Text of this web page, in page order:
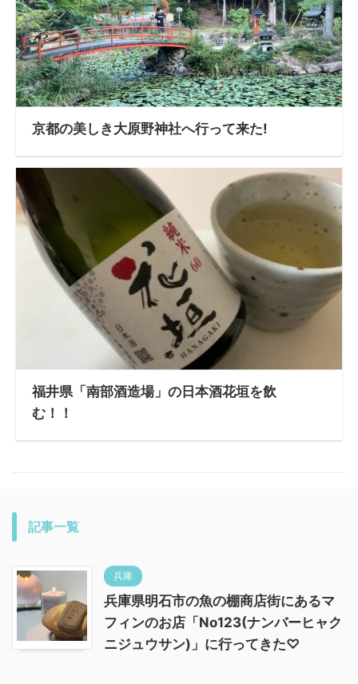
京都の美しき大原野神社へ行って来た!
福井県「南部酒造場」の日本酒花垣を飲
む！！
記事一覧
兵庫
兵庫県明石市の魚の棚商店街にあるマ
フィンのお店「No123(ナンバーヒャク
ニジュウサン)」に行ってきた♡